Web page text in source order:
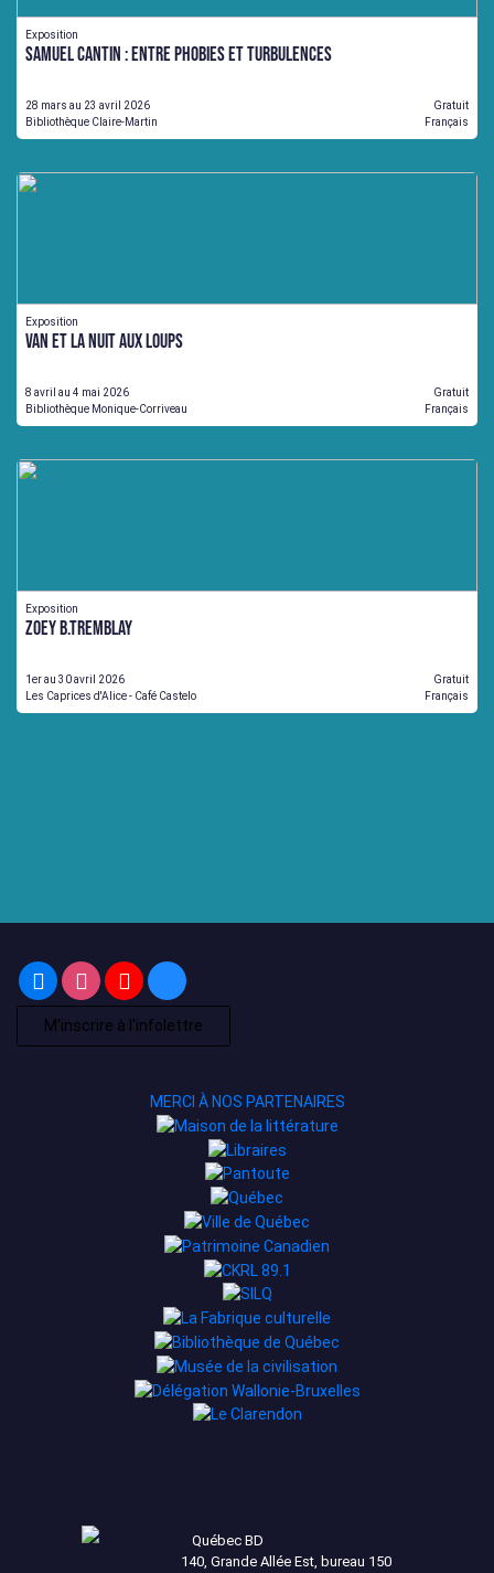
Exposition
Samuel Cantin : Entre Phobies et Turbulences
28 mars au 23 avril 2026
Bibliothèque Claire-Martin
Gratuit
Français
Exposition
VAN et La Nuit aux loups
8 avril au 4 mai 2026
Bibliothèque Monique-Corriveau
Gratuit
Français
Exposition
Zoey B.Tremblay
1er au 30 avril 2026
Les Caprices d'Alice - Café Castelo
Gratuit
Français
M'inscrire à l'infolettre
MERCI À NOS PARTENAIRES
Québec BD
140, Grande Allée Est, bureau 150